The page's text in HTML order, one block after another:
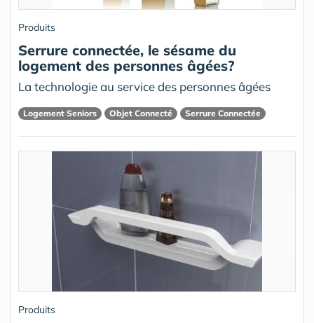
Produits
Serrure connectée, le sésame du
logement des personnes âgées?
La technologie au service des personnes âgées
Logement Seniors Objet Connecté Serrure Connectée
Produits